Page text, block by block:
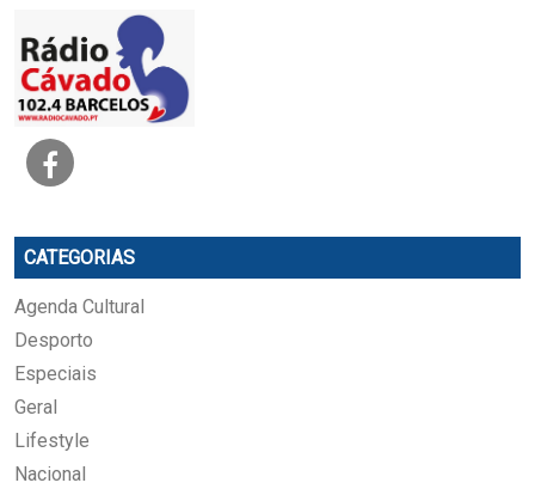
CATEGORIAS
Agenda Cultural
Desporto
Especiais
Geral
Lifestyle
Nacional